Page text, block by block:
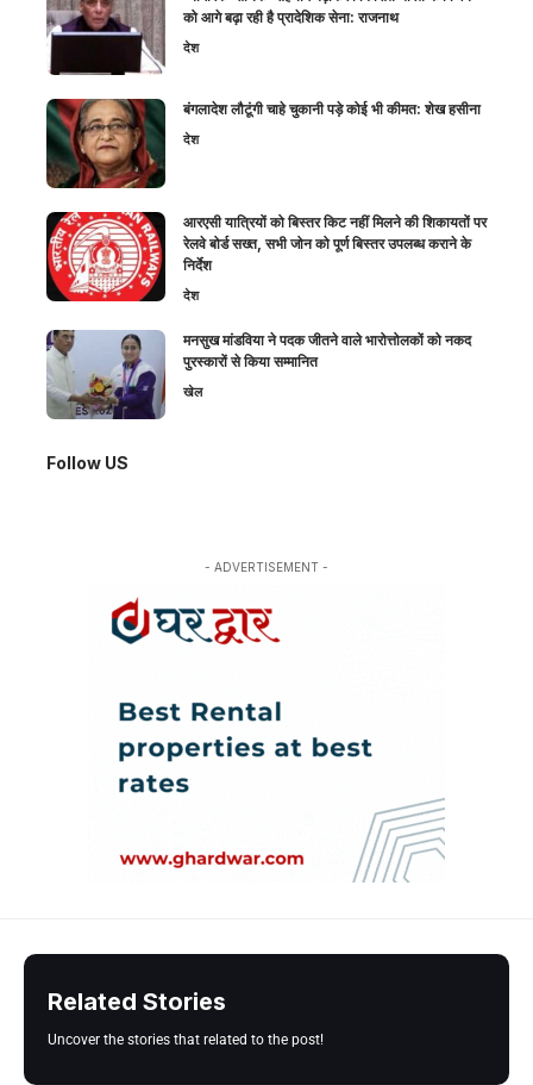
को आगे बढ़ा रही है प्रादेशिक सेना: राजनाथ
देश
बंगलादेश लौटूंगी चाहे चुकानी पड़े कोई भी कीमत: शेख हसीना
देश
आरएसी यात्रियों को बिस्तर किट नहीं मिलने की शिकायतों पर
रेलवे बोर्ड सख्त, सभी जोन को पूर्ण बिस्तर उपलब्ध कराने के
निर्देश
देश
मनसुख मांडविया ने पदक जीतने वाले भारोत्तोलकों को नकद
पुरस्कारों से किया सम्मानित
खेल
Follow US
- ADVERTISEMENT -
Related Stories
Uncover the stories that related to the post!